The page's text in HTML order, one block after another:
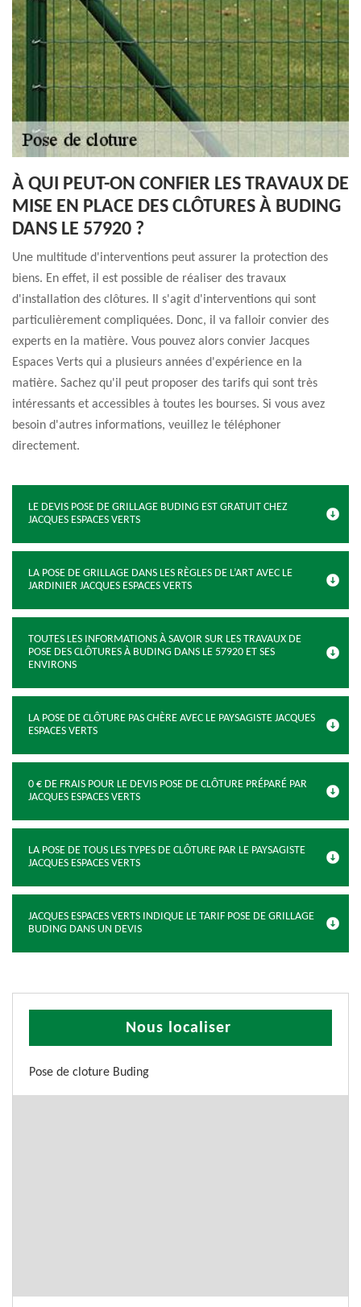
À QUI PEUT-ON CONFIER LES TRAVAUX DE
MISE EN PLACE DES CLÔTURES À BUDING
DANS LE 57920 ?
Une multitude d'interventions peut assurer la protection des
biens. En effet, il est possible de réaliser des travaux
d'installation des clôtures. Il s'agit d'interventions qui sont
particulièrement compliquées. Donc, il va falloir convier des
experts en la matière. Vous pouvez alors convier Jacques
Espaces Verts qui a plusieurs années d'expérience en la
matière. Sachez qu'il peut proposer des tarifs qui sont très
intéressants et accessibles à toutes les bourses. Si vous avez
besoin d'autres informations, veuillez le téléphoner
directement.
LE DEVIS POSE DE GRILLAGE BUDING EST GRATUIT CHEZ
JACQUES ESPACES VERTS
LA POSE DE GRILLAGE DANS LES RÈGLES DE L’ART AVEC LE
JARDINIER JACQUES ESPACES VERTS
TOUTES LES INFORMATIONS À SAVOIR SUR LES TRAVAUX DE
POSE DES CLÔTURES À BUDING DANS LE 57920 ET SES
ENVIRONS
LA POSE DE CLÔTURE PAS CHÈRE AVEC LE PAYSAGISTE JACQUES
ESPACES VERTS
0 € DE FRAIS POUR LE DEVIS POSE DE CLÔTURE PRÉPARÉ PAR
JACQUES ESPACES VERTS
LA POSE DE TOUS LES TYPES DE CLÔTURE PAR LE PAYSAGISTE
JACQUES ESPACES VERTS
JACQUES ESPACES VERTS INDIQUE LE TARIF POSE DE GRILLAGE
BUDING DANS UN DEVIS
Nous localiser
Pose de cloture Buding